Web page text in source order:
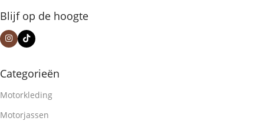
Blijf op de hoogte
Categorieën
Motorkleding
Motorjassen